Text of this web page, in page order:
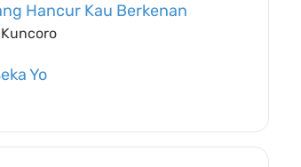
Hancur Kau Berkenan
Yo